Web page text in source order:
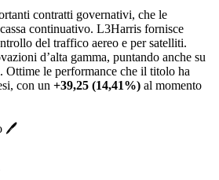
contratti governativi, che le
continuativo. L3Harris fornisce
del traffico aereo e per satelliti.
d’alta gamma, puntando anche su
Ottime le performance che il titolo ha
con un +39,25 (14,41%) al momento
🖊️